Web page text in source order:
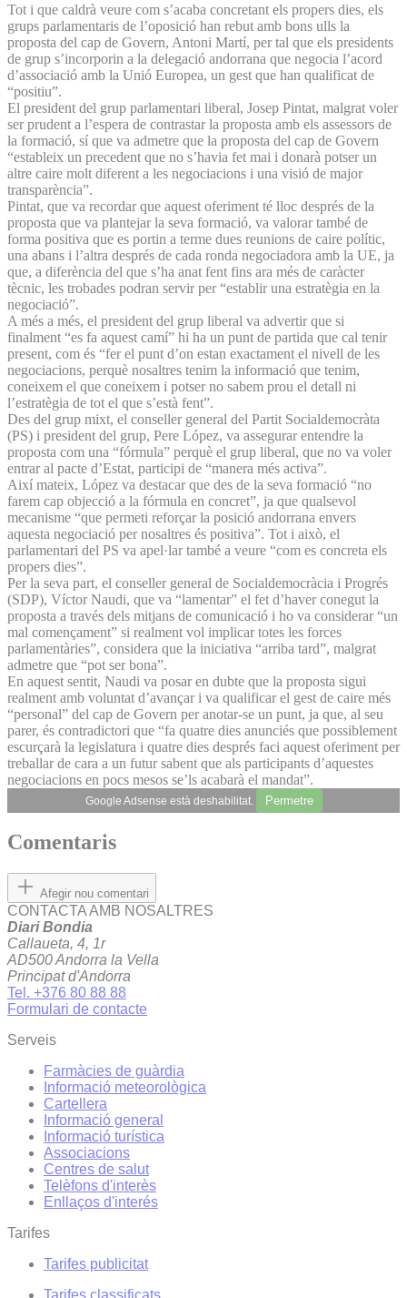
Tot i que caldrà veure com s’acaba concretant els propers dies, els
grups parlamentaris de l’oposició han rebut amb bons ulls la
proposta del cap de Govern, Antoni Martí, per tal que els presidents
de grup s’incorporin a la delegació andorrana que negocia l’acord
d’associació amb la Unió Europea, un gest que han qualificat de
“positiu”.
El president del grup parlamentari liberal, Josep Pintat, malgrat voler
ser prudent a l’espera de contrastar la proposta amb els assessors de
la formació, sí que va admetre que la proposta del cap de Govern
“estableix un precedent que no s’havia fet mai i donarà potser un
altre caire molt diferent a les negociacions i una visió de major
transparència”.
Pintat, que va recordar que aquest oferiment té lloc després de la
proposta que va plantejar la seva formació, va valorar també de
forma positiva que es portin a terme dues reunions de caire polític,
una abans i l’altra després de cada ronda negociadora amb la UE, ja
que, a diferència del que s’ha anat fent fins ara més de caràcter
tècnic, les trobades podran servir per “establir una estratègia en la
negociació”.
A més a més, el president del grup liberal va advertir que si
finalment “es fa aquest camí” hi ha un punt de partida que cal tenir
present, com és “fer el punt d’on estan exactament el nivell de les
negociacions, perquè nosaltres tenim la informació que tenim,
coneixem el que coneixem i potser no sabem prou el detall ni
l’estratègia de tot el que s’està fent”.
Des del grup mixt, el conseller general del Partit Socialdemocràta
(PS) i president del grup, Pere López, va assegurar entendre la
proposta com una “fórmula” perquè el grup liberal, que no va voler
entrar al pacte d’Estat, participi de “manera més activa”.
Així mateix, López va destacar que des de la seva formació “no
farem cap objecció a la fórmula en concret”, ja que qualsevol
mecanisme “que permeti reforçar la posició andorrana envers
aquesta negociació per nosaltres és positiva”. Tot i això, el
parlamentari del PS va apel·lar també a veure “com es concreta els
propers dies”.
Per la seva part, el conseller general de Socialdemocràcia i Progrés
(SDP), Víctor Naudi, que va “lamentar” el fet d’haver conegut la
proposta a través dels mitjans de comunicació i ho va considerar “un
mal començament” si realment vol implicar totes les forces
parlamentàries”, considera que la iniciativa “arriba tard”, malgrat
admetre que “pot ser bona”.
En aquest sentit, Naudi va posar en dubte que la proposta sigui
realment amb voluntat d’avançar i va qualificar el gest de caire més
“personal” del cap de Govern per anotar-se un punt, ja que, al seu
parer, és contradictori que “fa quatre dies anunciés que possiblement
escurçarà la legislatura i quatre dies després faci aquest oferiment per
treballar de cara a un futur sabent que als participants d’aquestes
negociacions en pocs mesos se’ls acabarà el mandat”.
Google Adsense està deshabilitat. Permetre
Comentaris
Afegir nou comentari
CONTACTA AMB NOSALTRES
Diari Bondia
Callaueta, 4, 1r
AD500 Andorra la Vella
Principat d'Andorra
Tel. +376 80 88 88
Formulari de contacte
Serveis
Farmàcies de guàrdia
Informació meteorològica
Cartellera
Informació general
Informació turística
Associacions
Centres de salut
Telèfons d'interès
Enllaços d'interés
Tarifes
Tarifes publicitat